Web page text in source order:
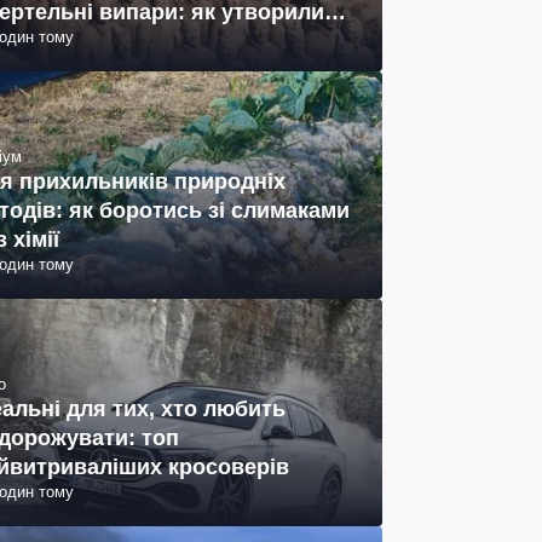
випари: як утворились
тому
прихильників природніх
як боротись зі слимаками
хімії
тому
для тих, хто любить
топ
кросоверів
тому